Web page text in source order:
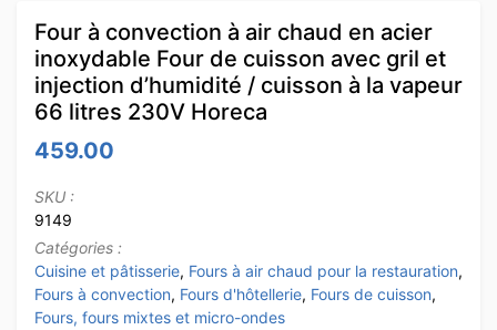
Four à convection à air chaud en acier
inoxydable Four de cuisson avec gril et
injection d’humidité / cuisson à la vapeur
66 litres 230V Horeca
459.00
SKU :
9149
Catégories :
Cuisine et pâtisserie, Fours à air chaud pour la restauration,
Fours à convection, Fours d'hôtellerie, Fours de cuisson,
Fours, fours mixtes et micro-ondes